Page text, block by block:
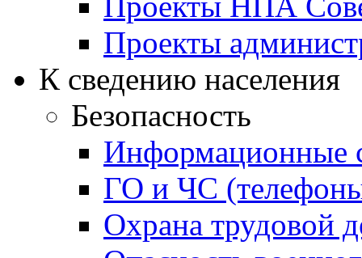
Проекты
К сведению населения
Безопасность
Информационные
ГО и ЧС
Охрана трудовой